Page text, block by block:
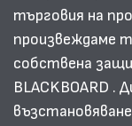
търговия на
произвеждаме
собствена
BLACKBOARD